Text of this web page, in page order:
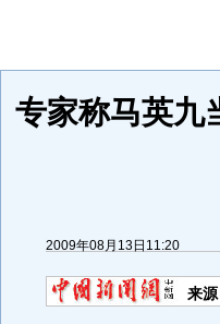
专家称马英九
2009年08月13日11:20
来源